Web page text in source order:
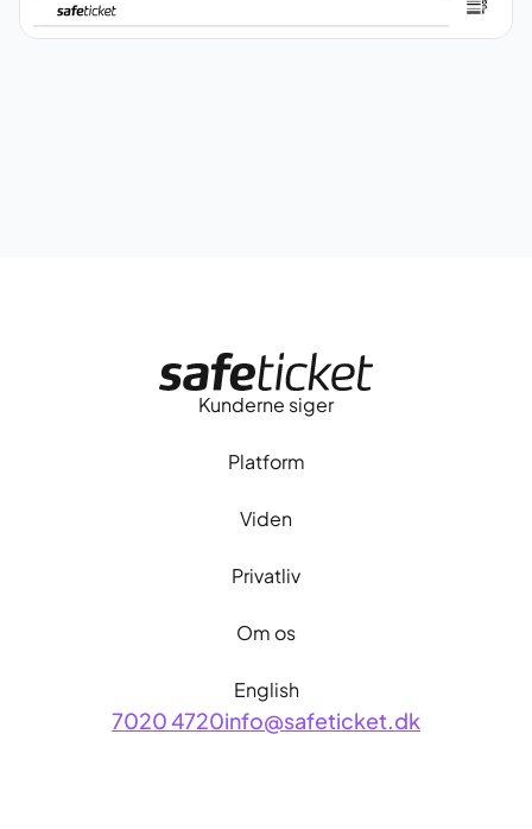
Forside
Kunderne siger
Platform
Viden
Privatliv
Om os
English
7020 4720info@safeticket.dk